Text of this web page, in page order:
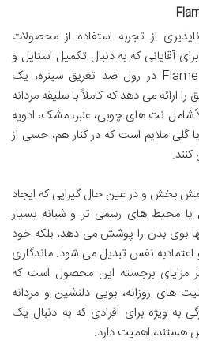
از تجربه استفاده از محصولات
آقایانی که به دنبال تکمیل استایل و
شخصیت خود هستند. رایحه Flame در رول ضد تعریق سینره، یک
ارائه می دهد که کاملاً با سلیقه مردانه
شامل نت های چوبی، عنبر، مشک، ادویه
ملایم است که در کنار هم، حسی از
کنند.
بخش و در عین حال گیرایی که ایجاد
محیط های رسمی تر و شبانه بسیار
بوی بدن را پوشش می دهد، بلکه خود
اعتمادبه نفس تبدیل می شود. ماندگاری
مزایای برجسته این محصول است که
های روزانه، بویی دلنشین و مردانه
به ویژه برای افرادی که به دنبال یک
هستند، اهمیت دارد.